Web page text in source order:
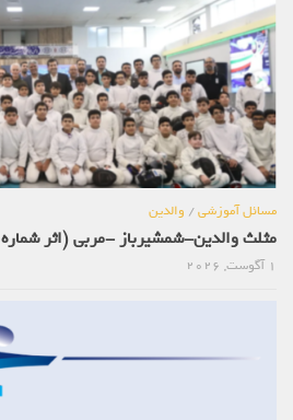
مسائل آموزشی/ والدین
مثلث والدین-شمشیرباز -مربی (اثر شماره 854)
1 آگوست, 2026